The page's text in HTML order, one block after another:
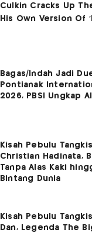
Bagas/Indah Jadi
Pontianak
2026, PBSI Ungkap
Kisah Pebulu
Christian Hadinata,
Tanpa Alas Kaki
Bintang Dunia
Kisah Pebulu
Dan, Legenda The